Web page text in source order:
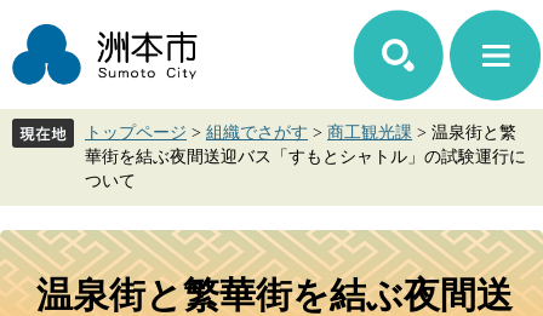
ジ
先
ュ
を
本
文
トップページ > 組織でさがす > 商工観光課 > 温泉街と繁
華街を結ぶ夜間送迎バス「すもとシャトル」の試験運行に
ついて
本
文
温泉街と繁華街を結ぶ夜間送